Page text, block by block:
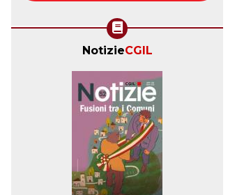
NotizieCGIL